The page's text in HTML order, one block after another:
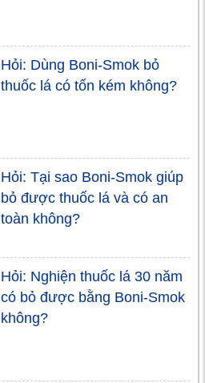
Hỏi: Dùng Boni-Smok bỏ
thuốc lá có tốn kém không?
Hỏi: Tại sao Boni-Smok giúp
bỏ được thuốc lá và có an
toàn không?
Hỏi: Nghiện thuốc lá 30 năm
có bỏ được bằng Boni-Smok
không?